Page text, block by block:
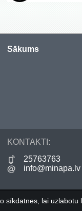
sīkdatnes, lai uzlabotu
Sākums
KONTAKTI:
25763763
info@minapa.lv